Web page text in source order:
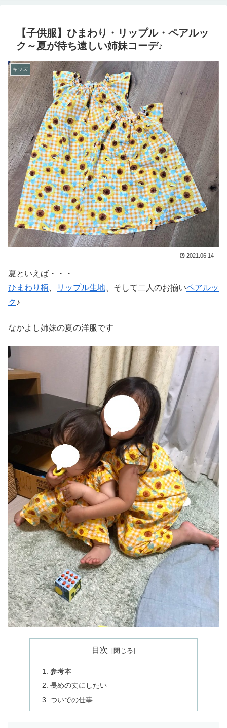
【子供服】ひまわり・リップル・ペアルッ
ク～夏が待ち遠しい姉妹コーデ♪
キッズ
2021.06.14
夏といえば・・・
ひまわり柄
リップル生地 、そして二人のお揃いペアルッ
ク♪
なかよし姉妹の夏の洋服です
目次
参考本
長めの丈にしたい
ついでの仕事